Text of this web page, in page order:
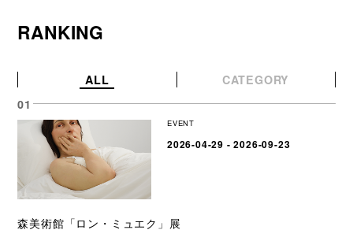
RANKING
ALL CATEGORY
EVENT
2026-04-29 - 2026-09-23
森美術館「ロン・ミュエク」展